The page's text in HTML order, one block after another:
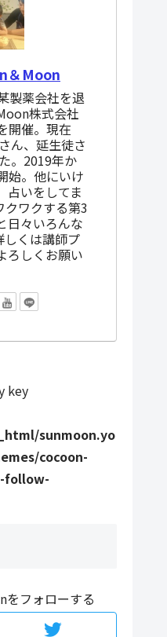
＆Moon
製薬会社を退
株式会社
開催。現在
ん、延生徒さ
。2019年か
始。他にいけ
占いをしてま
クワクする第3
日々いろんな
しくは講師プ
ろしくお願い
key
sunmoon.yo
cocoon-
follow-
をフォローする